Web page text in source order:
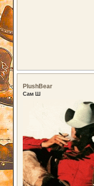
PlushBear
Сам Ш